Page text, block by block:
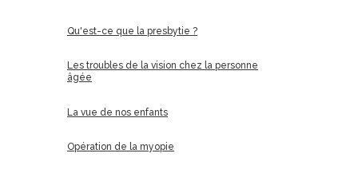
Qu'est-ce que la presbytie ?
Les troubles de la vision chez la personne
âgée
La vue de nos enfants
Opération de la myopie